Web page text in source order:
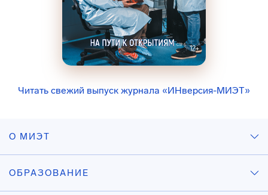
Читать свежий выпуск журнала «ИНверсия-МИЭТ»
О МИЭТ
ОБРАЗОВАНИЕ